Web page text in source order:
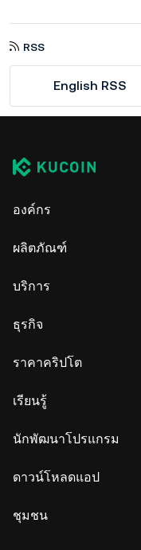
RSS
English RSS
องค์กร
ผลิตภัณฑ์
บริการ
ธุรกิจ
ราคาคริปโต
เรียนรู้
นักพัฒนาโปรแกรม
ดาวน์โหลดแอป
ชุมชน